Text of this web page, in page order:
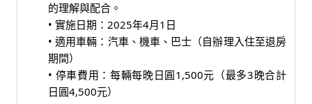
的理解與配合。
• 實施日期：2025年4月1日
• 適用車輛：汽車、機車、巴士（自辦理入住至退房
期間）
• 停車費用：每輛每晚日圓1,500元（最多3晚合計
日圓4,500元）